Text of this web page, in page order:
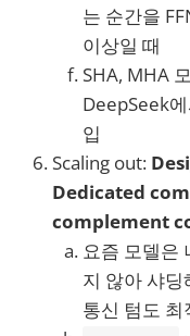
는 순간을
이상일 때
SHA, MHA
DeepSeek
입
Scaling out:
Dedicated
complement
요즘 모델은
지 않아 샤
통신 텀도